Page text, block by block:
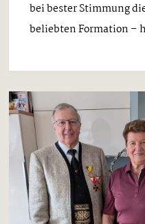
bei bester Stimmung
beliebten Formation –